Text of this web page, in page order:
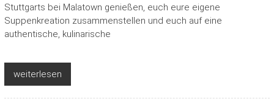
Stuttgarts bei Malatown genießen, euch eure eigene
Suppenkreation zusammenstellen und euch auf eine
authentische, kulinarische
weiterlesen